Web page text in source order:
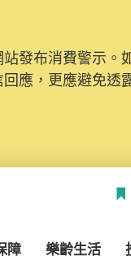
發布消費警示
應，更應避免
障 樂齡生活